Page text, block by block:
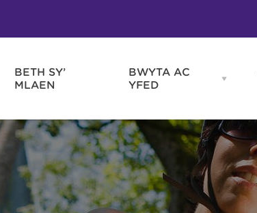
BETH SY’
MLAEN
BWYTA AC
YFED
Open
YFED
menu
Blas ar Gymru
Bwytai
Tafarndai a Bariau
Caffis a Delis